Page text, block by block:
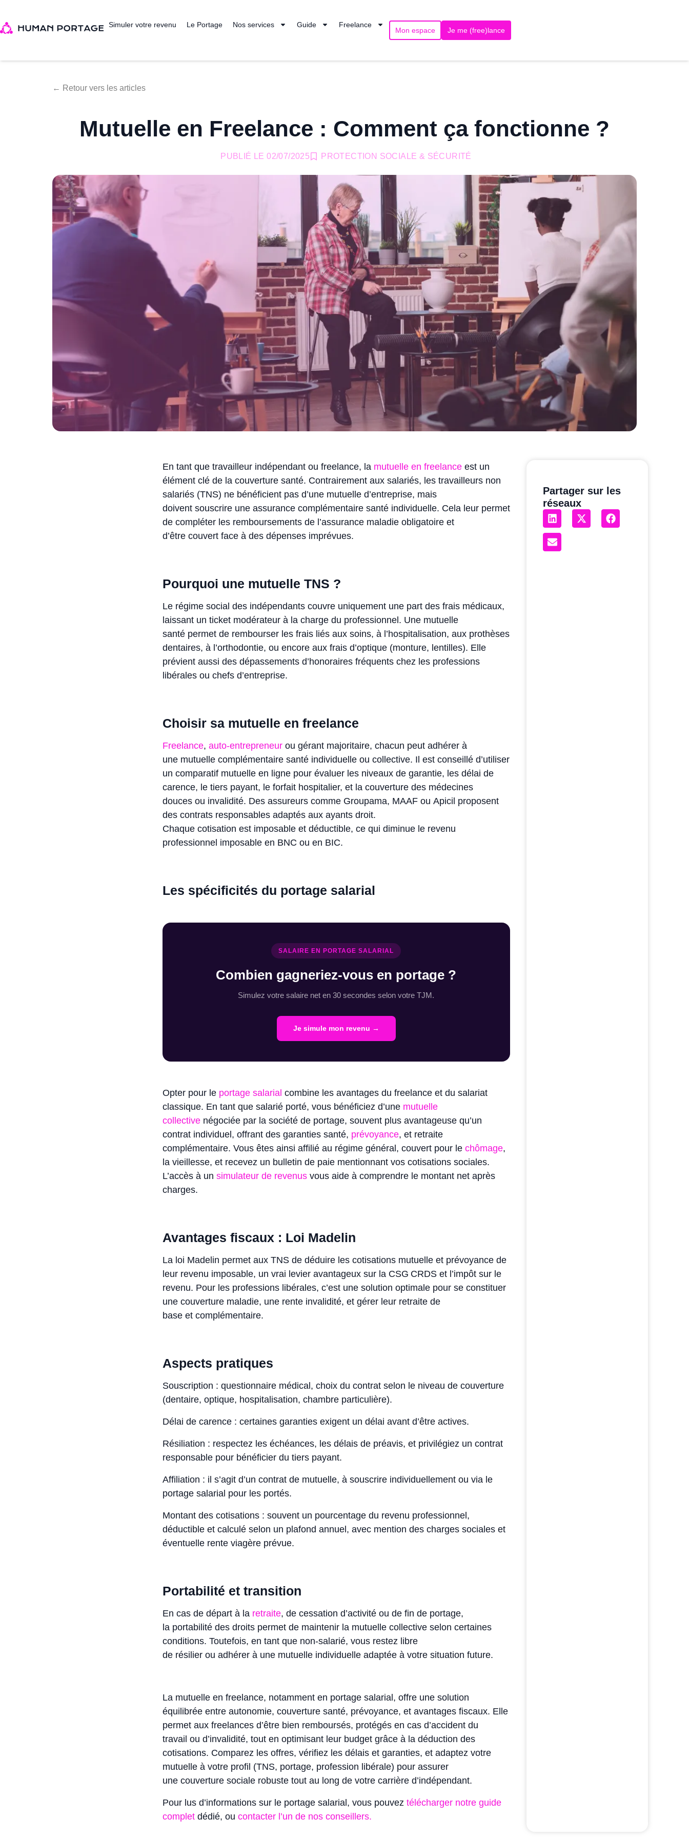
Simuler votre revenu Le Portage Nos services Guide Freelance
Mon espace Je me (free)lance
← Retour vers les articles
Mutuelle en Freelance : Comment ça fonctionne ?
PUBLIÉ LE 02/07/2025 PROTECTION SOCIALE & SÉCURITÉ
En tant que travailleur indépendant ou freelance, la mutuelle en freelanceest un
élément clé de la couverture santé. Contrairement aux salariés, les travailleurs non
salariés (TNS) ne bénéficient pas d’une mutuelle d’entreprise, mais
doivent souscrire une assurance complémentaire santé individuelle. Cela leur permet
de compléter les remboursements de l’assurance maladie obligatoire et
d’être couvert face à des dépenses imprévues.
Pourquoi une mutuelle TNS ?
Le régime social des indépendants couvre uniquement une part des frais médicaux,
laissant un ticket modérateur à la charge du professionnel. Une mutuelle
santé permet de rembourser les frais liés aux soins, à l’hospitalisation, aux prothèses
dentaires, à l’orthodontie, ou encore aux frais d’optique (monture, lentilles). Elle
prévient aussi des dépassements d’honoraires fréquents chez les professions
libérales ou chefs d’entreprise.
Choisir sa mutuelle en freelance
Freelance, auto-entrepreneurou gérant majoritaire, chacun peut adhérer à
une mutuelle complémentaire santé individuelle ou collective. Il est conseillé d’utiliser
un comparatif mutuelle en ligne pour évaluer les niveaux de garantie, les délai de
carence, le tiers payant, le forfait hospitalier, et la couverture des médecines
douces ou invalidité. Des assureurs comme Groupama, MAAF ou Apicil proposent
des contrats responsables adaptés aux ayants droit.
Chaque cotisation est imposable et déductible, ce qui diminue le revenu
professionnel imposable en BNC ou en BIC.
Les spécificités du portage salarial
SALAIRE EN PORTAGE SALARIAL
Combien gagneriez-vous en portage ?
Simulez votre salaire net en 30 secondes selon votre TJM.
Je simule mon revenu →
Opter pour le portage salarial combine les avantages du freelance et du salariat
classique. En tant que salarié porté, vous bénéficiez d’une mutuelle
collectivenégociée par la société de portage, souvent plus avantageuse qu’un
contrat individuel, offrant des garanties santé, prévoyance, et retraite
complémentaire. Vous êtes ainsi affilié au régime général, couvert pour le chômage,
la vieillesse, et recevez un bulletin de paie mentionnant vos cotisations sociales.
L’accès à un simulateur de revenusvous aide à comprendre le montant net après
charges.
Avantages fiscaux : Loi Madelin
La loi Madelin permet aux TNS de déduire les cotisations mutuelle et prévoyance de
leur revenu imposable, un vrai levier avantageux sur la CSG CRDS et l’impôt sur le
revenu. Pour les professions libérales, c’est une solution optimale pour se constituer
une couverture maladie, une rente invalidité, et gérer leur retraite de
base et complémentaire.
Aspects pratiques
Souscription : questionnaire médical, choix du contrat selon le niveau de couverture
(dentaire, optique, hospitalisation, chambre particulière).
Délai de carence : certaines garanties exigent un délai avant d’être actives.
Résiliation : respectez les échéances, les délais de préavis, et privilégiez un contrat
responsable pour bénéficier du tiers payant.
Affiliation : il s’agit d’un contrat de mutuelle, à souscrire individuellement ou via le
portage salarial pour les portés.
Montant des cotisations : souvent un pourcentage du revenu professionnel,
déductible et calculé selon un plafond annuel, avec mention des charges sociales et
éventuelle rente viagère prévue.
Portabilité et transition
En cas de départ à la retraite, de cessation d’activité ou de fin de portage,
la portabilité des droits permet de maintenir la mutuelle collective selon certaines
conditions. Toutefois, en tant que non-salarié, vous restez libre
de résilier ou adhérer à une mutuelle individuelle adaptée à votre situation future.
La mutuelle en freelance, notamment en portage salarial, offre une solution
équilibrée entre autonomie, couverture santé, prévoyance, et avantages fiscaux. Elle
permet aux freelances d’être bien remboursés, protégés en cas d’accident du
travail ou d’invalidité, tout en optimisant leur budget grâce à la déduction des
cotisations. Comparez les offres, vérifiez les délais et garanties, et adaptez votre
mutuelle à votre profil (TNS, portage, profession libérale) pour assurer
une couverture sociale robuste tout au long de votre carrière d’indépendant.
Pour lus d’informations sur le portage salarial, vous pouvez télécharger notre guide
completdédié, ou contacter l’un de nos conseillers.
Partager sur les
réseaux